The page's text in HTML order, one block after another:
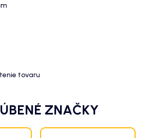
tovaru
ZNAČKY